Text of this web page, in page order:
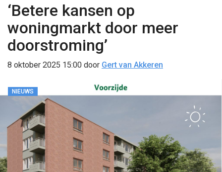
‘Betere kansen op
woningmarkt door meer
doorstroming’
8 oktober 2025 15:00 door Gert van Akkeren
NIEUWS